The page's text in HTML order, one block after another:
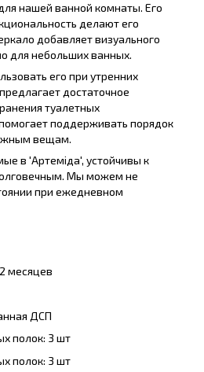
нашей ванной комнаты. Его
делают его
добавляет визуального
для небольших ванных.
его при утренних
достаточное
туалетных
поддерживать порядок
вещам.
в 'Артеміда', устойчивы к
Мы можем не
при ежедневном
месяцев
ДСП
полок: 3 шт
полок: 3 шт